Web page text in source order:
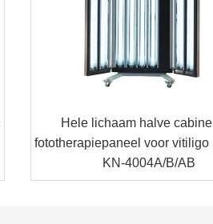
Hele lichaam halve
fototherapiepaneel voor vitiligo
KN-4004A/B/AB